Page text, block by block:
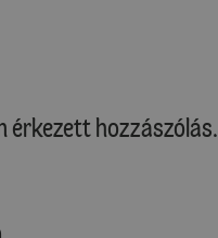
érkezett hozzászólás.